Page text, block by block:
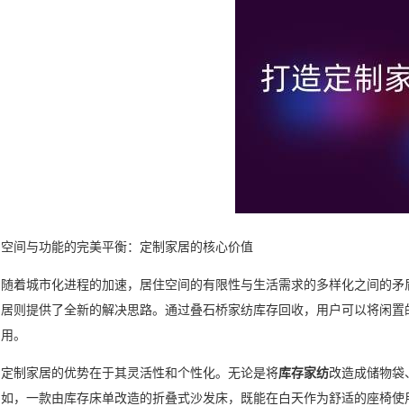
空间与功能的完美平衡：定制家居的核心价值
随着城市化进程的加速，居住空间的有限性与生活需求的多样化之间的
居则提供了全新的解决思路。通过叠石桥家纺库存回收，用户可以将闲
用。
定制家居的优势在于其灵活性和个性化。无论是将库存家纺改造成储物
如，一款由库存床单改造的折叠式沙发床，既能在白天作为舒适的座椅